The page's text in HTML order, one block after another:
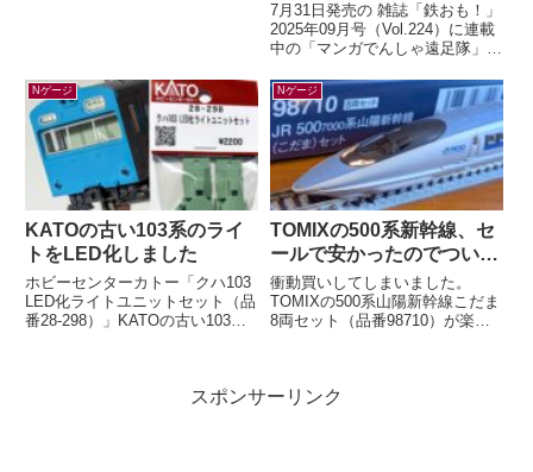
7月31日発売の 雑誌「鉄おも！」
2025年09月号（Vol.224）に連載
中の「マンガでんしゃ遠足隊」最
の路面電車で いくぜ！広...
Nゲージ
KATOの古い103系のライ
トをLED化しました
ホビーセンターカトー「クハ103
LED化ライトユニットセット（品
番28-298）」KATOの古い103系
Nゲージ
TOMIXの500系新幹線、セ
ールで安かったのでつい…
衝動買いしてしまいました。
TOMIXの500系山陽新幹線こだま
8両セット（品番98710）が楽天
スポンサーリンク